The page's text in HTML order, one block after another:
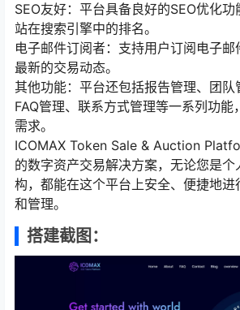
SEO友好：平台具备良好的SEO优化
站在搜索引擎中的排名。
电子邮件订阅者：支持用户订阅电子
最新的交易动态。
其他功能：平台还包括报告管理、团队
FAQ管理、联系方式管理等一系列功能
需求。
ICOMAX Token Sale & Auction
的数字资产交易解决方案，无论您是
构，都能在这个平台上安全、便捷地进
和管理。
搭建截图：